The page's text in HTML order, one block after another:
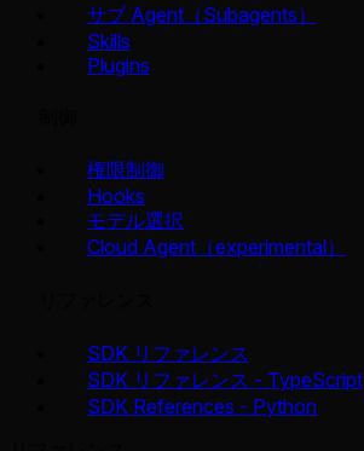
サブ Agent（Subagents）
Skills
Plugins
権限制御
Hooks
モデル選択
Cloud Agent（experimental）
SDK リファレンス
SDK リファレンス - TypeScript
SDK References - Python